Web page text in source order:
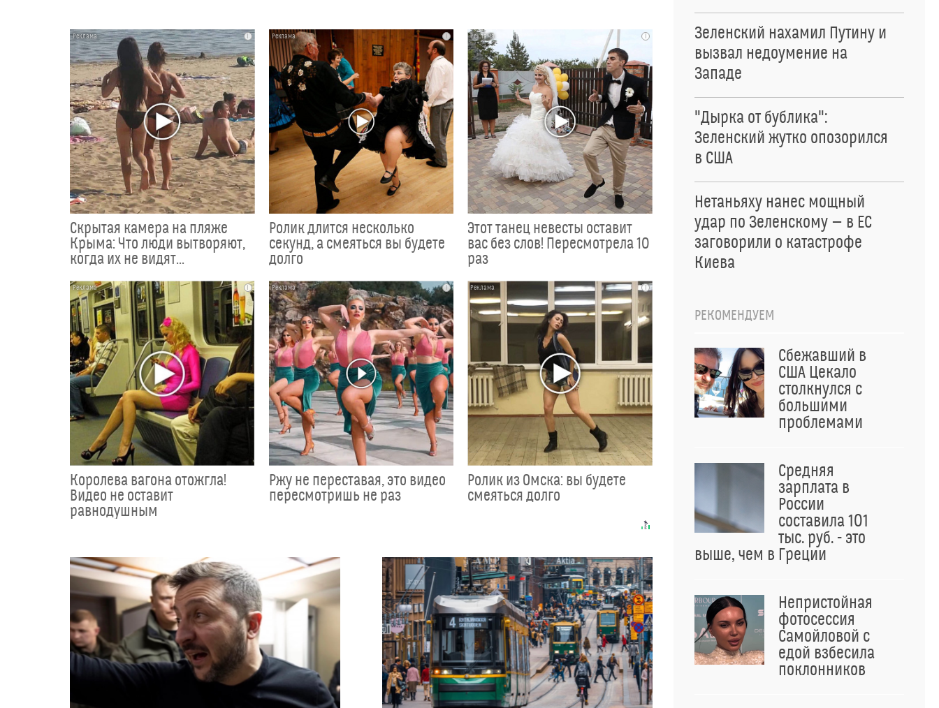
i
Скрытая камера на пляже
Крыма: Что люди вытворяют,
когда их не видят...
i
Ролик длится несколько
секунд, а смеяться вы будете
долго
i
Этот танец невесты оставит
вас без слов! Пересмотрела 10
раз
i
Королева вагона отожгла!
Видео не оставит
равнодушным
i
Ржу не переставая, это видео
пересмотришь не раз
i
Ролик из Омска: вы будете
смеяться долго
Зеленский нахамил Путину и
вызвал недоумение на
Западе
"Дырка от бублика":
Зеленский жутко опозорился
в США
Нетаньяху нанес мощный
удар по Зеленскому — в ЕС
заговорили о катастрофе
Киева
РЕКОМЕНДУЕМ
Сбежавший в
США Цекало
столкнулся с
большими
проблемами
Средняя
зарплата в
России
составила 101
тыс. руб. - это
выше, чем в Греции
Непристойная
фотосессия
Самойловой с
едой взбесила
поклонников